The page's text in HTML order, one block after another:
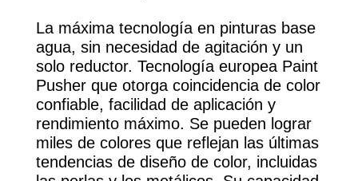
La máxima tecnología en pinturas base
agua, sin necesidad de agitación y un
solo reductor. Tecnología europea Paint
Pusher que otorga coincidencia de color
confiable, facilidad de aplicación y
rendimiento máximo. Se pueden lograr
miles de colores que reflejan las últimas
tendencias de diseño de color, incluidas